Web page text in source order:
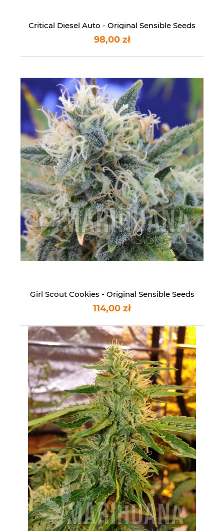
Critical Diesel Auto - Original Sensible Seeds
98,00 zł
Girl Scout Cookies - Original Sensible Seeds
114,00 zł